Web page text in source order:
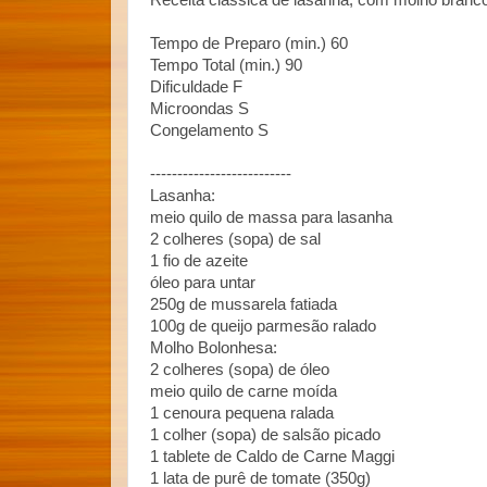
Tempo de Preparo (min.) 60
Tempo Total (min.) 90
Dificuldade F
Microondas S
Congelamento S
--------------------------
Lasanha:
meio quilo de massa para lasanha
2 colheres (sopa) de sal
1 fio de azeite
óleo para untar
250g de mussarela fatiada
100g de queijo parmesão ralado
Molho Bolonhesa:
2 colheres (sopa) de óleo
meio quilo de carne moída
1 cenoura pequena ralada
1 colher (sopa) de salsão picado
1 tablete de Caldo de Carne Maggi
1 lata de purê de tomate (350g)